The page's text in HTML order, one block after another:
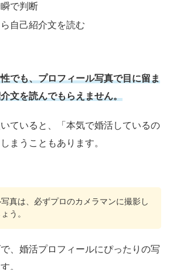
で判断
自己紹介文を読む
でも、プロフィール写真で目に留ま
文を読んでもらえません。
ていると、「本気で婚活しているの
まうこともあります。
真は、必ずプロのカメラマンに撮影し
う。
、婚活プロフィールにぴったりの写
。